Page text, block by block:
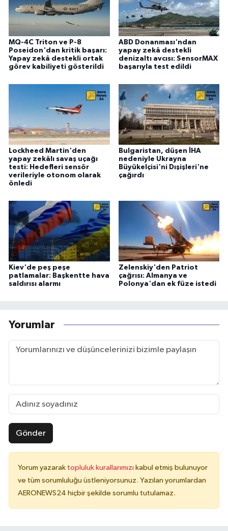
MQ-4C Triton ve P-8
Poseidon'dan kritik başarı:
Yapay zekâ destekli ortak
görev kabiliyeti gösterildi
ABD Donanması'ndan
yapay zekâ destekli
denizaltı avcısı: SensorMAX
başarıyla test edildi
Lockheed Martin'den
yapay zekâlı savaş uçağı
testi: Hedefleri sensör
verileriyle otonom olarak
önledi
Bulgaristan, düşen İHA
nedeniyle Ukrayna
Büyükelçisi'ni Dışişleri'ne
çağırdı
Kiev'de peş peşe
patlamalar: Başkentte hava
saldırısı alarmı
Zelenskiy'den Patriot
çağrısı: Almanya ve
Polonya'dan ek füze istedi
Yorumlar
Gönder
Yorum yazarak topluluk kurallarımızı kabul etmiş bulunuyor
ve tüm sorumluluğu üstleniyorsunuz. Yazılan yorumlardan
AERONEWS24 hiçbir şekilde sorumlu tutulamaz.